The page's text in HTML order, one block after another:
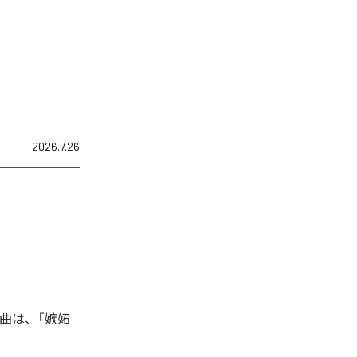
2026.7.26
は、「嫉妬